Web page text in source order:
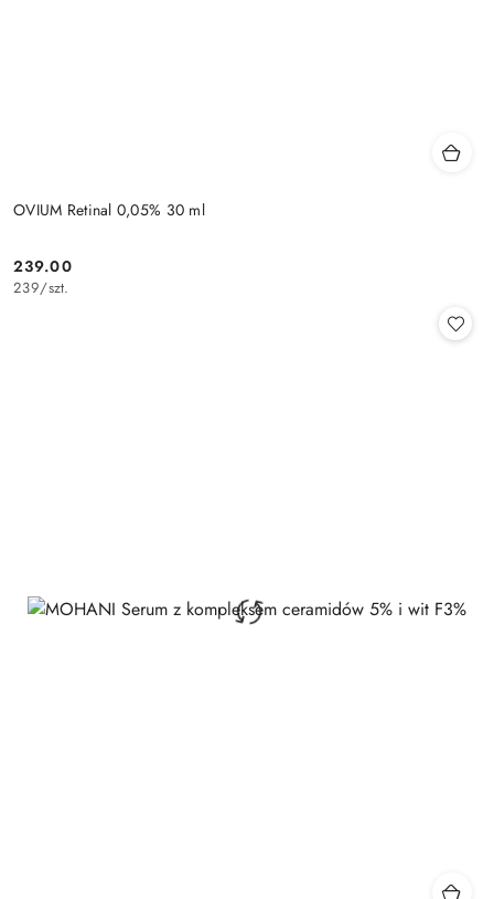
OVIUM Retinal 0,05% 30 ml
Cena:
239.00
239/szt.